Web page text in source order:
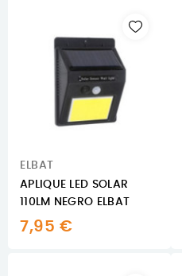
ELBAT
APLIQUE LED SOLAR
110LM NEGRO ELBAT
7,95 €